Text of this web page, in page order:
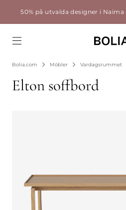
50% på utvalda designer i
Bolia.com Möbler Vardagsrummet
Elton soffbord